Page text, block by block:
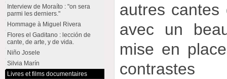
autres cantes
avec un
mise en
Interview de Moraíto : "on sera
parmi les derniers."
Hommage à Miguel Rivera
Flores el Gaditano : lección de
cante, de arte, y de vida.
Niño Josele
Silvia Marín
Livres et films documentaires